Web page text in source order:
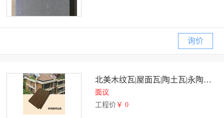
询价
北美木纹瓦|屋面瓦|陶土瓦|永陶建材出品
面议
工程价 ￥ 0